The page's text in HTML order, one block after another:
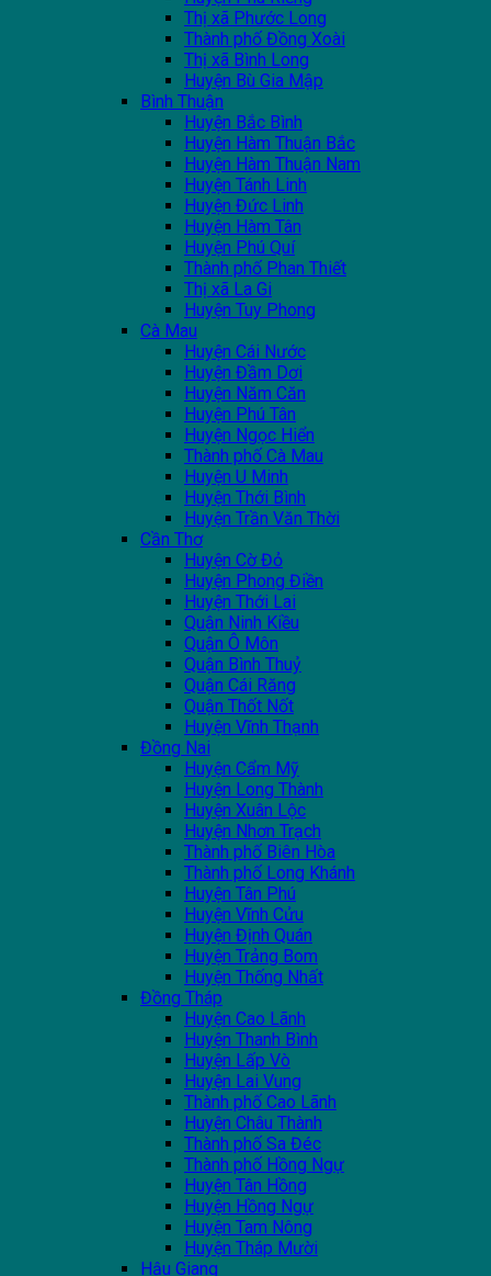
Thị xã Phước Long
Thành phố Đồng Xoài
Thị xã Bình Long
Huyện Bù Gia Mập
Bình Thuận
Huyện Bắc Bình
Huyện Hàm Thuận Bắc
Huyện Hàm Thuận Nam
Huyện Tánh Linh
Huyện Đức Linh
Huyện Hàm Tân
Huyện Phú Quí
Thành phố Phan Thiết
Thị xã La Gi
Huyện Tuy Phong
Cà Mau
Huyện Cái Nước
Huyện Đầm Dơi
Huyện Năm Căn
Huyện Phú Tân
Huyện Ngọc Hiển
Thành phố Cà Mau
Huyện U Minh
Huyện Thới Bình
Huyện Trần Văn Thời
Cần Thơ
Huyện Cờ Đỏ
Huyện Phong Điền
Huyện Thới Lai
Quận Ninh Kiều
Quận Ô Môn
Quận Bình Thuỷ
Quận Cái Răng
Quận Thốt Nốt
Huyện Vĩnh Thạnh
Đồng Nai
Huyện Cẩm Mỹ
Huyện Long Thành
Huyện Xuân Lộc
Huyện Nhơn Trạch
Thành phố Biên Hòa
Thành phố Long Khánh
Huyện Tân Phú
Huyện Vĩnh Cửu
Huyện Định Quán
Huyện Trảng Bom
Huyện Thống Nhất
Đồng Tháp
Huyện Cao Lãnh
Huyện Thanh Bình
Huyện Lấp Vò
Huyện Lai Vung
Thành phố Cao Lãnh
Huyện Châu Thành
Thành phố Sa Đéc
Thành phố Hồng Ngự
Huyện Tân Hồng
Huyện Hồng Ngự
Huyện Tam Nông
Huyện Tháp Mười
Hậu Giang